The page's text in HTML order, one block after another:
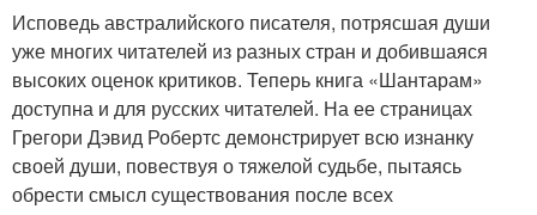
Исповедь австралийского писателя, потрясшая души
уже многих читателей из разных стран и добившаяся
высоких оценок критиков. Теперь книга «Шантарам»
доступна и для русских читателей. На ее страницах
Грегори Дэвид Робертс демонстрирует всю изнанку
своей души, повествуя о тяжелой судьбе, пытаясь
обрести смысл существования после всех